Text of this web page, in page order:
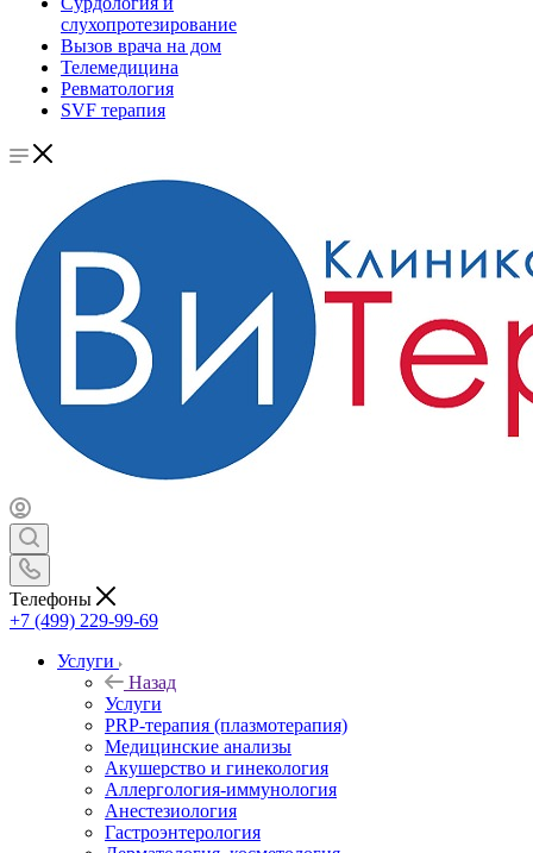
слухопротезирование
Вызов врача на дом
Телемедицина
Ревматология
SVF терапия
Телефоны
+7 (499) 229-99-69
Услуги
Назад
Услуги
PRP-терапия (плазмотерапия)
Медицинские анализы
Акушерство и гинекология
Аллергология-иммунология
Анестезиология
Гастроэнтерология